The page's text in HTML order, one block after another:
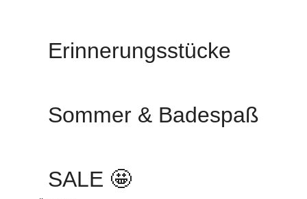
Erinnerungsstücke
Sommer & Badespaß
SALE 🤩